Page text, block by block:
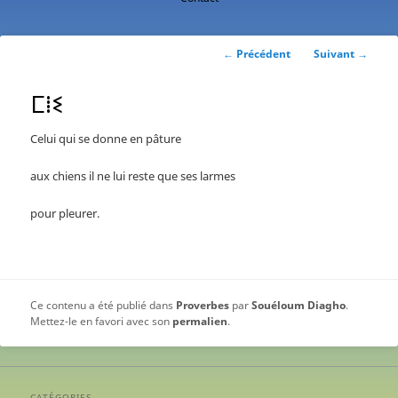
Navigation
← Précédent Suivant →
ⵎⵂⵉ
Celui qui se donne en pâture
aux chiens il ne lui reste que ses larmes
pour pleurer.
Ce contenu a été publié dans Proverbes parSouéloum Diagho.
Mettez-le en favori avec son permalien.